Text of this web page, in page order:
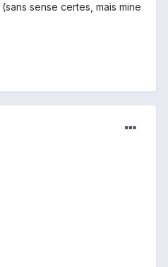
sense certes, mais mine